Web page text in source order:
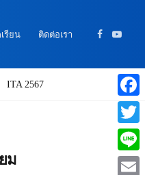
รียน ติดต่อเรา
Facebook
ITA 2567
ม Line